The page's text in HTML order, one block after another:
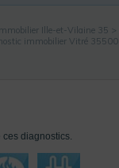
Ille-et-Vilaine 35 >
immobilier Vitré 35500
diagnostics.